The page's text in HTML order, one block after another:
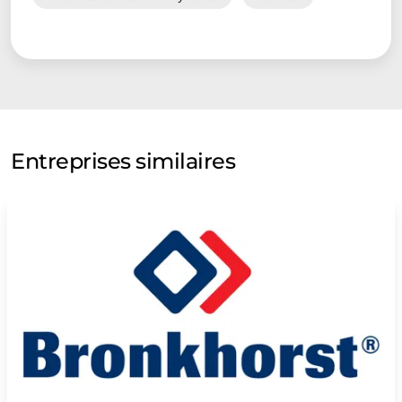
Entreprises similaires